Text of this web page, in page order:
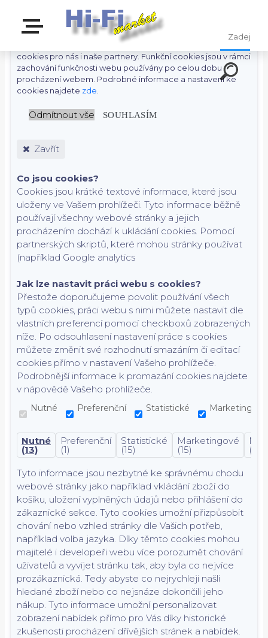
S cílem usnadnit uživatelům používat naše webové stránky
využíváme cookies. Kliknutím na tlačítko "OK" souhlasíte s
použitím preferenčních, statistických i marketingových
cookies pro nás i naše partnery. Funkční cookies jsou v rámci
zachování funkčnosti webu používány po celou dobu
procházení webem. Podrobné informace a nastavení ke
cookies najdete zde
Odmítnout vše SOUHLASÍM
Zavřít
Co jsou cookies?
Cookies jsou krátké textové informace, které jsou
uloženy ve Vašem prohlížeči. Tyto informace běžně
používají všechny webové stránky a jejich
procházením dochází k ukládání cookies. Pomocí
partnerských skriptů, které mohou stránky používat
(například Google analytics
Jak lze nastavit práci webu s cookies?
Přestože doporučujeme povolit používání všech
typů cookies, práci webu s nimi můžete nastavit dle
vlastních preferencí pomocí checkboxů zobrazených
níže. Po odsouhlasení nastavení práce s cookies
můžete změnit své rozhodnutí smazáním či editací
cookies přímo v nastavení Vašeho prohlížeče.
Podrobnější informace k promazání cookies najdete
v nápovědě Vašeho prohlížeče.
Nutné Preferenční Statistické Marketingové
Nutné
(13)
Preferenční
(1)
Statistické
(15)
Marketingové
(15) (7)
Tyto informace jsou nezbytné ke správnému chodu
webové stránky jako například vkládání zboží do
košíku, uložení vyplněných údajů nebo přihlášení do
zákaznické sekce. Tyto cookies umožní přizpůsobit
chování nebo vzhled stránky dle Vašich potřeb,
například volba jazyka. Díky těmto cookies mohou
majitelé i developeři webu více porozumět chování
uživatelů a vyvijet stránku tak, aby byla co nejvíce
prozákaznická. Tedy abyste co nejrychleji našli
hledané zboží nebo co nejsnáze dokončili jeho
nákup. Tyto informace umožní personalizovat
zobrazení nabídek přímo pro Vás díky historické
zkušenosti procházení dřívějších stránek a nabídek.